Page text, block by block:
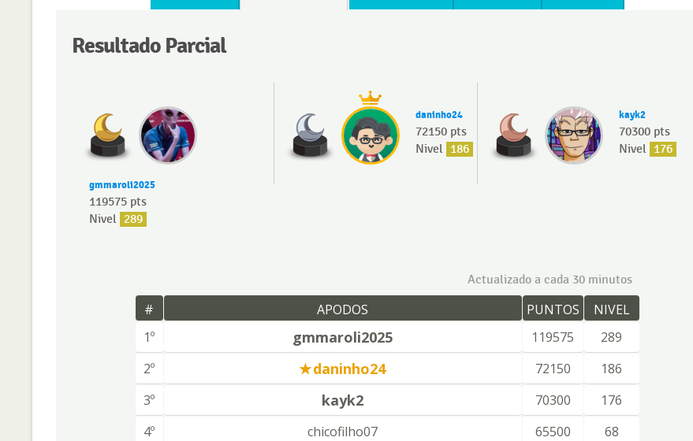
Resultado Parcial
gmmaroli2025
119575 pts
Nivel 289
daninho24
72150 pts
Nivel 186
kayk2
70300 pts
Nivel 176
Actualizado a cada 30 minutos
# APODOS PUNTOS
NIVEL
1º
gmmaroli2025 119575
289
2º
daninho24 72150
186
3º
kayk2 70300
176
4º
chicofilho07 65500
68